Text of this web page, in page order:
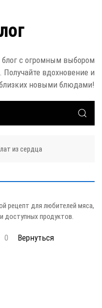
с огромным выбором
вдохновение и
новыми блюдами!
из сердца
рецепт для любителей мяса,
доступных продуктов.
0 Вернуться